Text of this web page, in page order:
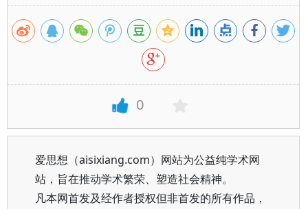
0
爱思想（aisixiang.com）网站为公益纯学术网
站，旨在推动学术繁荣、塑造社会精神。
凡本网首发及经作者授权但非首发的所有作品，